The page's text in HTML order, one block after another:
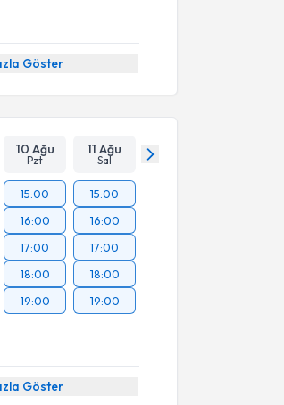
Göster
10 Ağu
Pzt
11 Ağu
Sal
15:00
16:00
17:00
18:00
19:00
15:00
16:00
17:00
18:00
19:00
Göster